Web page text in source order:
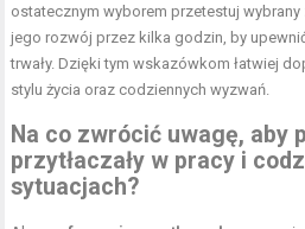
ostatecznym wyborem przetestuj
jego rozwój przez kilka godzin, by
trwały. Dzięki tym wskazówkom łatwiej
stylu życia oraz codziennych wyzwań.
Na co zwrócić uwagę, aby
przytłaczały w pracy i
sytuacjach?